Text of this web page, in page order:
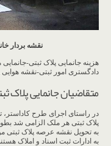
نقشه بردار خانم
هزینه جانمایی پلاک ثبتی-
دادگستری امور ثبتی-نقشه هوایی
متقاضیان جانمایی
در راستای اجرای طرح کاداستر،
پلاک ثبتی هر ملک الزامی شد
به تحویل نقشه عرصه پلاک ثبتی
به ادارات ثبت اسناد و املاک